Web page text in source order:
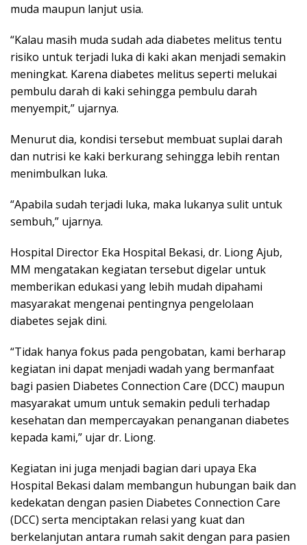
muda maupun lanjut usia.
“Kalau masih muda sudah ada diabetes melitus tentu
risiko untuk terjadi luka di kaki akan menjadi semakin
meningkat. Karena diabetes melitus seperti melukai
pembulu darah di kaki sehingga pembulu darah
menyempit,” ujarnya.
Menurut dia, kondisi tersebut membuat suplai darah
dan nutrisi ke kaki berkurang sehingga lebih rentan
menimbulkan luka.
“Apabila sudah terjadi luka, maka lukanya sulit untuk
sembuh,” ujarnya.
Hospital Director Eka Hospital Bekasi, dr. Liong Ajub,
MM mengatakan kegiatan tersebut digelar untuk
memberikan edukasi yang lebih mudah dipahami
masyarakat mengenai pentingnya pengelolaan
diabetes sejak dini.
“Tidak hanya fokus pada pengobatan, kami berharap
kegiatan ini dapat menjadi wadah yang bermanfaat
bagi pasien Diabetes Connection Care (DCC) maupun
masyarakat umum untuk semakin peduli terhadap
kesehatan dan mempercayakan penanganan diabetes
kepada kami,” ujar dr. Liong.
Kegiatan ini juga menjadi bagian dari upaya Eka
Hospital Bekasi dalam membangun hubungan baik dan
kedekatan dengan pasien Diabetes Connection Care
(DCC) serta menciptakan relasi yang kuat dan
berkelanjutan antara rumah sakit dengan para pasien